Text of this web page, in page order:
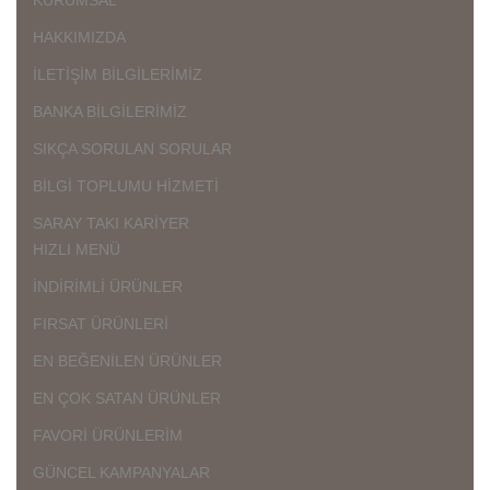
HAKKIMIZDA
İLETİŞİM BİLGİLERİMİZ
BANKA BİLGİLERİMİZ
SIKÇA SORULAN SORULAR
BİLGİ TOPLUMU HİZMETİ
SARAY TAKI KARİYER
HIZLI MENÜ
İNDİRİMLİ ÜRÜNLER
FIRSAT ÜRÜNLERİ
EN BEĞENİLEN ÜRÜNLER
EN ÇOK SATAN ÜRÜNLER
FAVORİ ÜRÜNLERİM
GÜNCEL KAMPANYALAR